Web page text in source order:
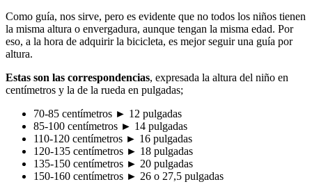
Como guía, nos sirve, pero es evidente que no todos los niños tienen
la misma altura o envergadura, aunque tengan la misma edad. Por
eso, a la hora de adquirir la bicicleta, es mejor seguir una guía por
altura.
Estas son las correspondencias, expresada la altura del niño en
centímetros y la de la rueda en pulgadas;
70-85 centímetros ► 12 pulgadas
85-100 centímetros ► 14 pulgadas
110-120 centímetros ► 16 pulgadas
120-135 centímetros ► 18 pulgadas
135-150 centímetros ► 20 pulgadas
150-160 centímetros ► 26 o 27,5 pulgadas